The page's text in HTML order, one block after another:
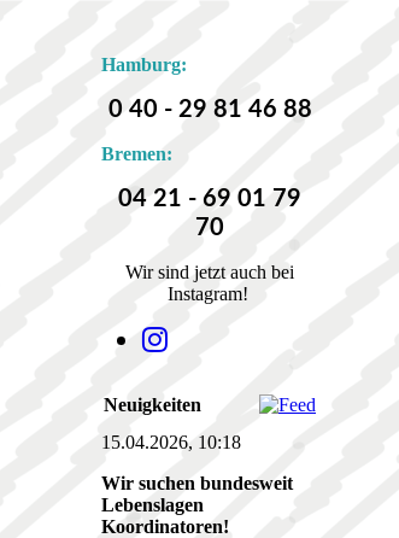
Hamburg:
0 40 - 29 81 46 88
Bremen:
04 21 - 69 01 79
70
Wir sind jetzt auch bei
Instagram!
Neuigkeiten
15.04.2026, 10:18
Wir suchen bundesweit
Lebenslagen
Koordinatoren!